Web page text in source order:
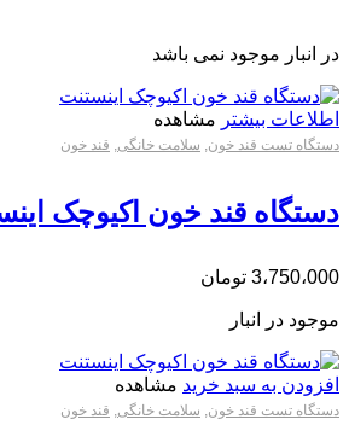
در انبار موجود نمی باشد
اطلاعات بیشتر مشاهده
دستگاه تست قند خون, سلامت خانگی, قند خون
دستگاه قند خون اکیوچک
3،750،000 تومان
موجود در انبار
افزودن به سبد خرید مشاهده
دستگاه تست قند خون, سلامت خانگی, قند خون